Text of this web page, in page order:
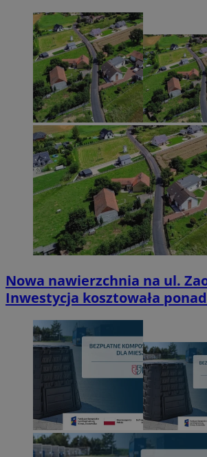
Nowa nawierzchnia na ul.
Inwestycja kosztowała ponad